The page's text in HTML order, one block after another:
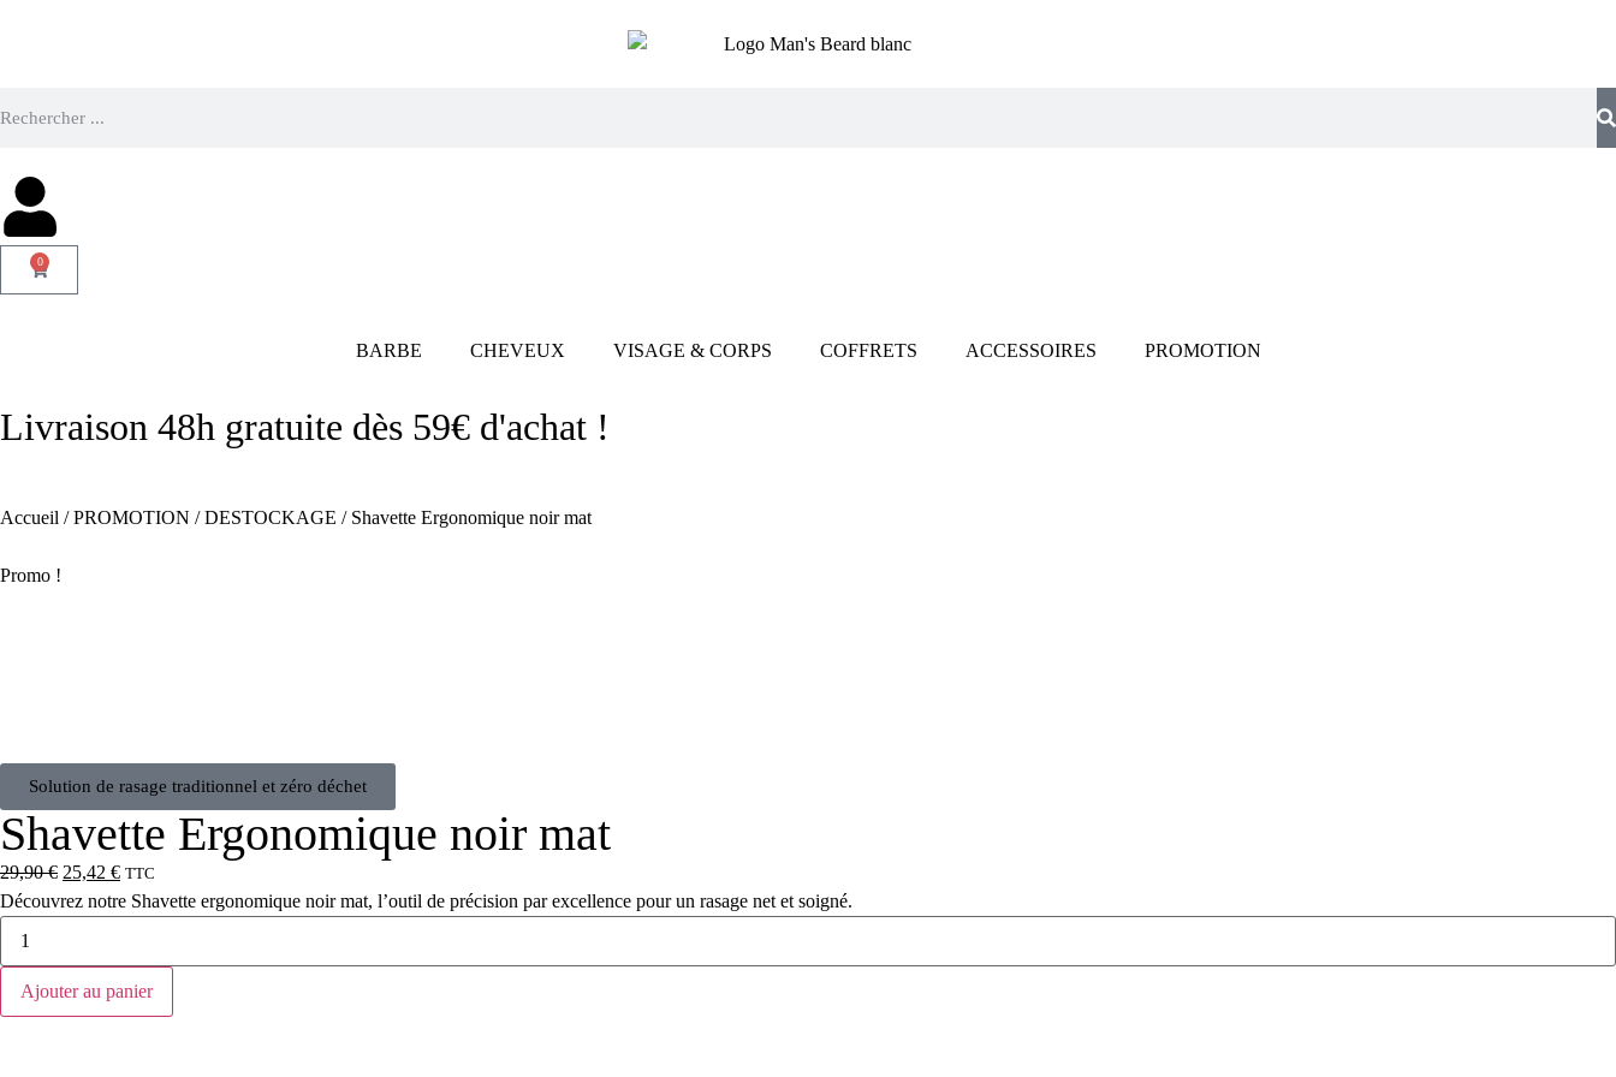
0
BARBE CHEVEUX VISAGE & CORPS COFFRETS ACCESSOIRES PROMOTION
Livraison 48h gratuite dès 59€ d'achat !
Accueil /PROMOTION /DESTOCKAGE / Shavette Ergonomique noir mat
Promo !
Solution de rasage traditionnel et zéro déchet
Shavette Ergonomique noir mat
29,90€ 25,42 € TTC
Découvrez notre Shavette ergonomique noir mat, l’outil de précision par excellence pour un rasage net et soigné.
Ajouter au panier